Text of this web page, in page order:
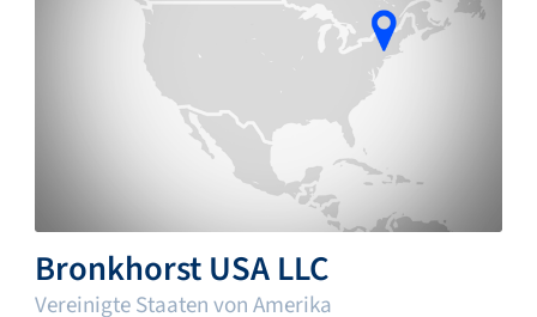
Bronkhorst USA LLC
Vereinigte Staaten von Amerika